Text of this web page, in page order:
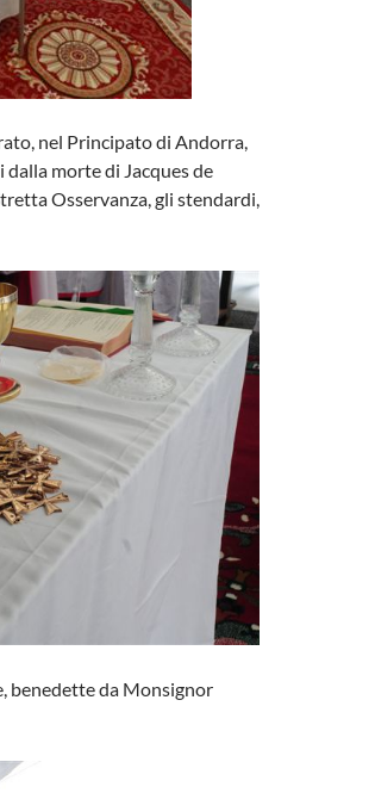
nel Principato di Andorra,
dalla morte di Jacques de
Osservanza, gli stendardi,
benedette da Monsignor